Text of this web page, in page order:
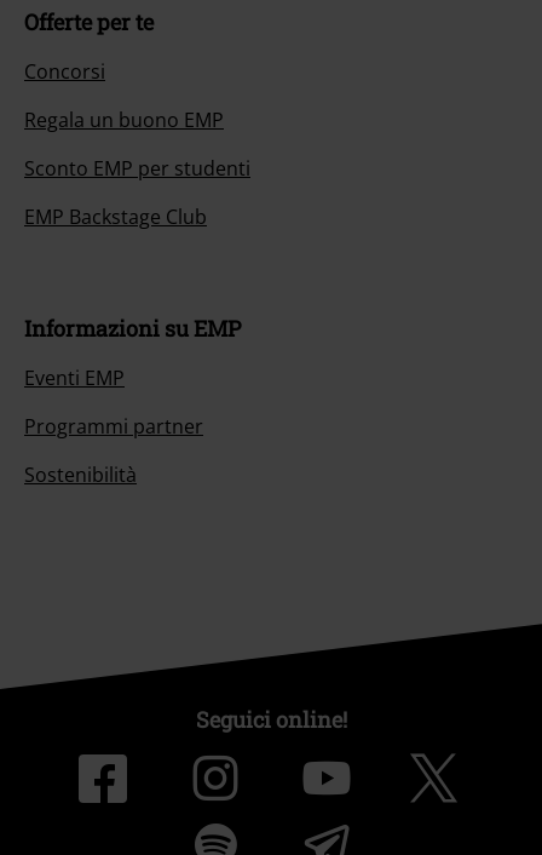
Offerte per te
Concorsi
Regala un buono EMP
Sconto EMP per studenti
EMP Backstage Club
Informazioni su EMP
Eventi EMP
Programmi partner
Sostenibilità
Seguici online!